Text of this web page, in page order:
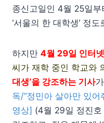
종신고일인 4월 25일
‘서울의 한 대학생’ 정
하지만 4월 29일 인터
씨가 재학 중인 학교와
대생’을 강조하는 기사
독/“정민아 살아만 있
영상] (4월 29일 정진호